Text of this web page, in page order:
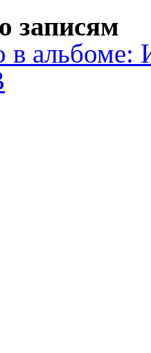
записям
в альбоме: